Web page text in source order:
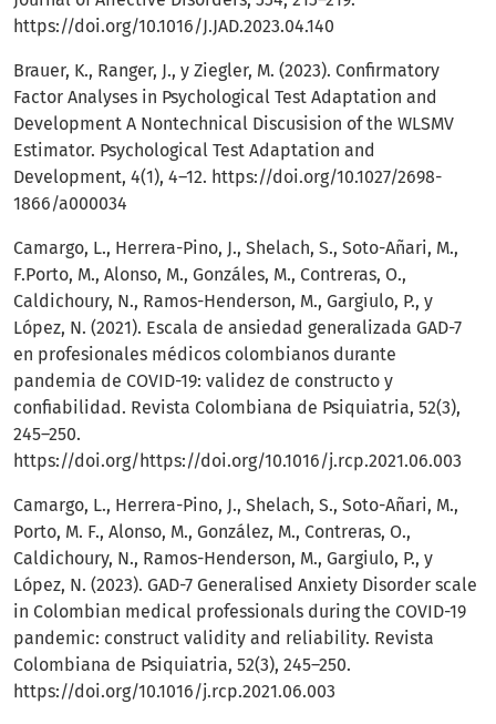
https://doi.org/10.1016/J.JAD.2023.04.140
Brauer, K., Ranger, J., y Ziegler, M. (2023). Confirmatory
Factor Analyses in Psychological Test Adaptation and
Development A Nontechnical Discusision of the WLSMV
Estimator. Psychological Test Adaptation and
Development, 4(1), 4–12. https://doi.org/10.1027/2698-
1866/a000034
Camargo, L., Herrera-Pino, J., Shelach, S., Soto-Añari, M.,
F.Porto, M., Alonso, M., Gonzáles, M., Contreras, O.,
Caldichoury, N., Ramos-Henderson, M., Gargiulo, P., y
López, N. (2021). Escala de ansiedad generalizada GAD-7
en profesionales médicos colombianos durante
pandemia de COVID-19: validez de constructo y
confiabilidad. Revista Colombiana de Psiquiatria, 52(3),
245–250.
https://doi.org/https://doi.org/10.1016/j.rcp.2021.06.003
Camargo, L., Herrera-Pino, J., Shelach, S., Soto-Añari, M.,
Porto, M. F., Alonso, M., González, M., Contreras, O.,
Caldichoury, N., Ramos-Henderson, M., Gargiulo, P., y
López, N. (2023). GAD-7 Generalised Anxiety Disorder scale
in Colombian medical professionals during the COVID-19
pandemic: construct validity and reliability. Revista
Colombiana de Psiquiatria, 52(3), 245–250.
https://doi.org/10.1016/j.rcp.2021.06.003